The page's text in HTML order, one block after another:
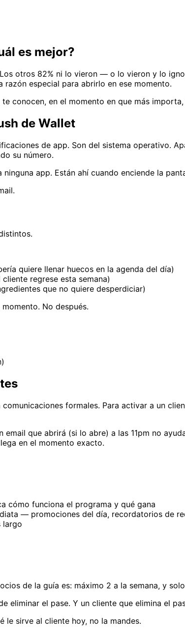
es mejor?
otros 82% ni lo vieron — o lo vieron y lo
especial para abrirlo en ese momento.
conocen, en el momento en que más
de Wallet
de app. Son del sistema operativo.
su número.
app. Están ahí cuando enciende la
quiere llenar huecos en la agenda del día)
regrese esta semana)
que no quiere desperdiciar)
No después.
formales. Para activar a un
que abrirá (si lo abre) a las 11pm no
en el momento exacto.
cómo funciona el programa y qué gana
— promociones del día, recordatorios de
largo
de la guía es: máximo 2 a la semana, y
el pase. Y un cliente que elimina el
le sirve al cliente hoy, no la mandes.